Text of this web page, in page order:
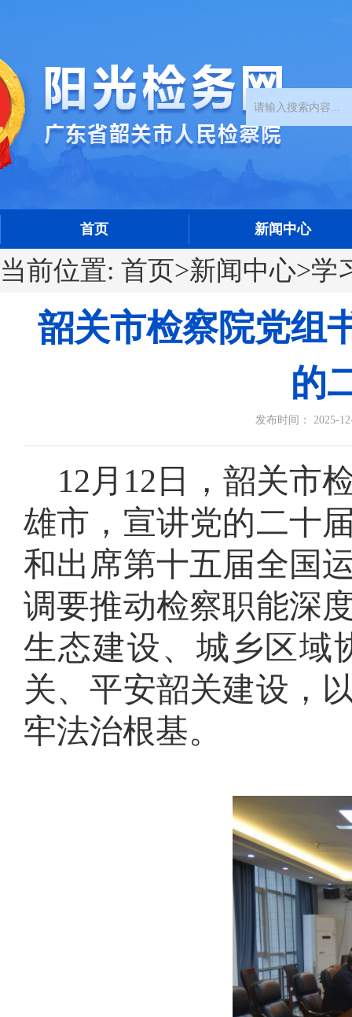
首页 新闻中心
当前位置: 首页>新闻中心>学
韶关市检察院党组
的
发布时间： 2025-
12月12日，韶关市
雄市，宣讲党的二十
和出席第十五届全国
调要推动检察职能深
生态建设、城乡区域
关、平安韶关建设，
牢法治根基。